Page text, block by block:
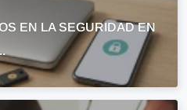
EN LA SEGURIDAD EN